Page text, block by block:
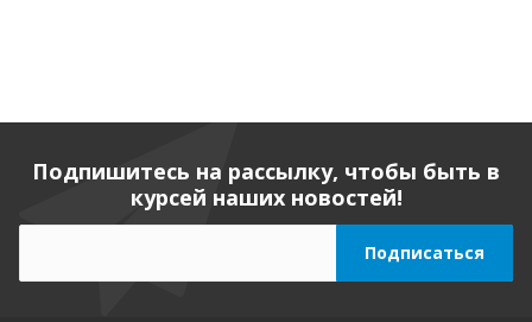
Подпишитесь на рассылку, чтобы быть в
курсей наших новостей!